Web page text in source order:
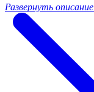
Развернуть описание